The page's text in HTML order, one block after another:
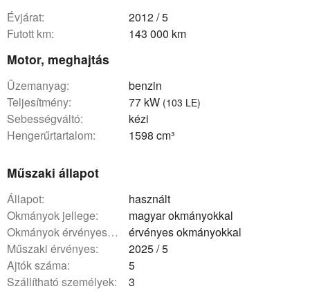
évjárat:
2012 / 5
futott km:
143 000 km
Motor, meghajtás
üzemanyag:
benzin
teljesítmény:
77 kW (103 LE)
sebességváltó:
kézi
hengerűrtartalom:
1598 cm³
Műszaki állapot
állapot:
használt
okmányok jellege:
magyar okmányokkal
okmányok érvényessége:
érvényes okmányokkal
műszaki érvényes:
2025 / 5
ajtók száma:
5
szállítható személyek:
3